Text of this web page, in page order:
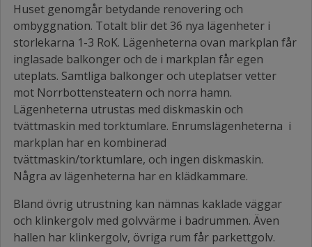
Huset genomgår betydande renovering och
ombyggnation. Totalt blir det 36 nya lägenheter i
storlekarna 1-3 RoK. Lägenheterna ovan markplan får
inglasade balkonger och de i markplan får egen
uteplats. Samtliga balkonger och uteplatser vetter
mot Norrbottensteatern och norra hamn.
Lägenheterna utrustas med diskmaskin och
tvättmaskin med torktumlare. Enrumslägenheterna i
markplan har en kombinerad
tvättmaskin/torktumlare, och ingen diskmaskin.
Några av lägenheterna har en klädkammare.
Bland övrig utrustning kan nämnas kaklade väggar
och klinkergolv med golvvärme i badrummen. Även
hallen har klinkergolv, övriga rum får parkettgolv.